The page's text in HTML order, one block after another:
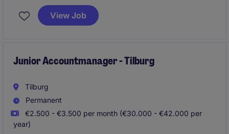
de schakel tussen ambitieuze professionals en
toonaangevende bedrijven. Je gebruikt je
View Job
Junior Accountmanager - Tilburg
Tilburg
Permanent
€2.500 - €3.500 per month (€30.000 - €42.000 per
year)